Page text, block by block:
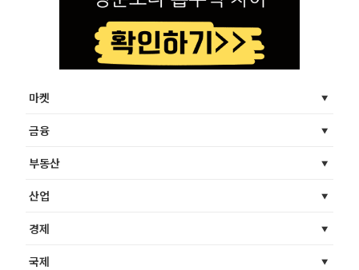
마켓
금융
부동산
산업
경제
국제